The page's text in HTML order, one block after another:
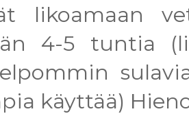
likoamaan
4-5 tuntia
käyttää)